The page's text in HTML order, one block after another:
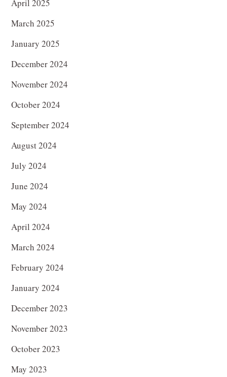
April 2025
March 2025
January 2025
December 2024
November 2024
October 2024
September 2024
August 2024
July 2024
June 2024
May 2024
April 2024
March 2024
February 2024
January 2024
December 2023
November 2023
October 2023
May 2023